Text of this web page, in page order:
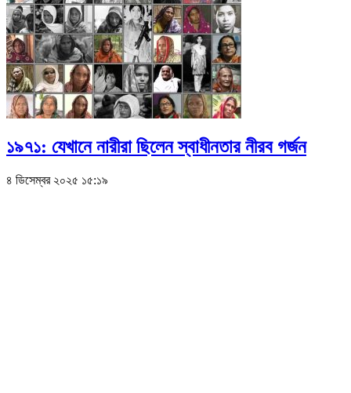
১৯৭১: যেখানে নারীরা ছিলেন স্বাধীনতার নীরব গর্জন
৪ ডিসেম্বর ২০২৫ ১৫:১৯